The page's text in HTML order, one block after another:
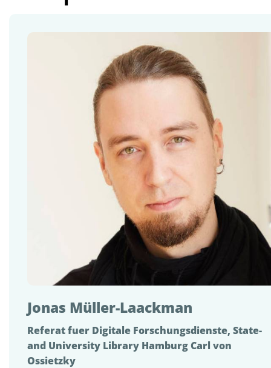
Jonas Müller-Laackman
Referat fuer Digitale Forschungsdienste, State-
and University Library Hamburg Carl von
Ossietzky